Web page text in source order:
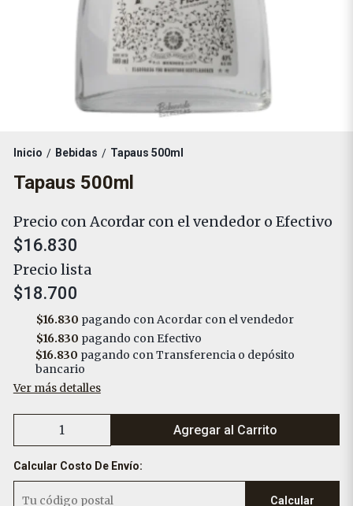
Inicio / Bebidas / Tapaus 500ml
Tapaus 500ml
Precio con Acordar con el vendedor o Efectivo
$16.830
Precio lista
$18.700
$16.830 pagando con Acordar con el vendedor
$16.830 pagando con Efectivo
$16.830 pagando con Transferencia o depósito
bancario
Ver más detalles
Agregar al Carrito
Calcular Costo De Envío:
Calcular